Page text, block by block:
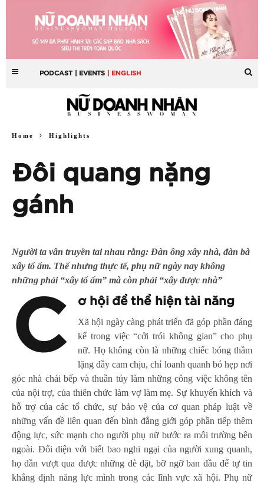
PODCAST | EVENTS | ENGLISH
Home Highlights
Đôi quang nặng
gánh
Người ta vẫn truyền tai nhau rằng: Đàn ông xây nhà, đàn bà
xây tổ ấm. Thế nhưng thực tế, phụ nữ ngày nay không
những phải “xây tổ ấm” mà còn phải “xây được nhà”
C ơ hội để thể hiện tài năng
Xã hội ngày càng phát triển đã góp phần đáng
kể trong việc “cởi trói không gian” cho phụ
nữ. Họ không còn là những chiếc bóng thầm
lặng đầy cam chịu, chỉ loanh quanh bó hẹp nơi
góc nhà chái bếp và thuần túy làm những công việc không tên
của nội trợ, của thiên chức làm vợ làm mẹ. Sự khuyến khích và
hỗ trợ của các tổ chức, sự bảo vệ của cơ quan pháp luật về
những vấn đề liên quan đến bình đẳng giới góp phần tiếp thêm
động lực, sức mạnh cho người phụ nữ bước ra môi trường bên
ngoài. Đối diện với biết bao nghi ngại của người xung quanh,
họ dần vượt qua được những dè dặt, bỡ ngỡ ban đầu để tự tin
khẳng định năng lực mình trong các lĩnh vực xã hội. Phụ nữ